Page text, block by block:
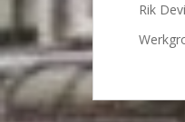
Rik